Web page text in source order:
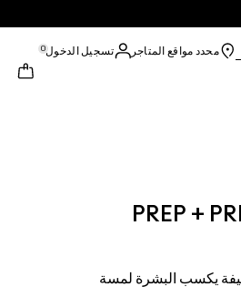
محدد مواقع المتاجر تسجيل الدخول0
PREP +
يكسب البشرة لمسة